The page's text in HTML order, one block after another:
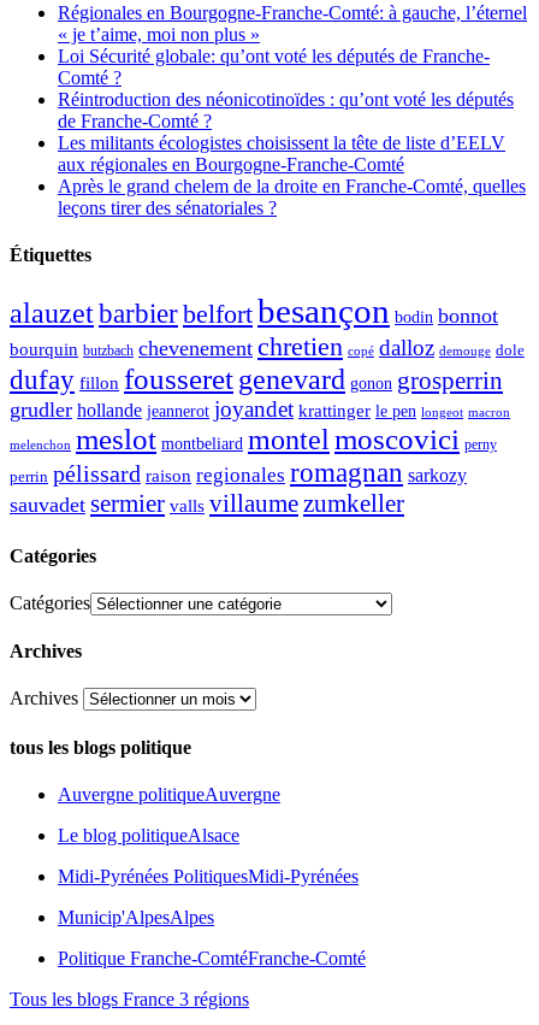
Régionales en Bourgogne-Franche-Comté: à gauche, l’éternel
« je t’aime, moi non plus »
Loi Sécurité globale: qu’ont voté les députés de Franche-
Comté ?
Réintroduction des néonicotinoïdes : qu’ont voté les députés
de Franche-Comté ?
Les militants écologistes choisissent la tête de liste d’EELV
aux régionales en Bourgogne-Franche-Comté
Après le grand chelem de la droite en Franche-Comté, quelles
leçons tirer des sénatoriales ?
Étiquettes
alauzetbarbierbelfortbesançon bodin bonnot
bourquin butzbach chevenement chretien copé dalloz demouge dole
dufay fillon fousseretgenevard gonon grosperrin
grudler hollande jeannerot joyandet krattinger le pen longeot macron
melenchon meslot montbeliard montelmoscovici perny
perrin pélissard raison regionales romagnan sarkozy
sauvadet sermier valls villaumezumkeller
Catégories
Catégories
Archives
Archives
tous les blogs politique
Auvergne politiqueAuvergne
Le blog politiqueAlsace
Midi-Pyrénées PolitiquesMidi-Pyrénées
Municip'AlpesAlpes
Politique Franche-ComtéFranche-Comté
Tous les blogs France 3 régions